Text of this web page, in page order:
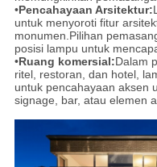
•Pencahayaan Arsitektur:
untuk menyoroti fitur
monumen.Pilihan
posisi lampu untuk
•Ruang komersial:Dalam
ritel, restoran, dan hotel,
untuk pencahayaan aksen
signage, bar, atau elemen